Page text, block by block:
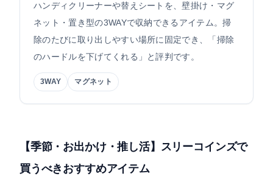
ハンディクリーナーや替えシートを、壁掛け・マグ
ネット・置き型の3WAYで収納できるアイテム。掃
除のたびに取り出しやすい場所に固定でき、「掃除
のハードルを下げてくれる」と評判です。
3WAY マグネット
【季節・お出かけ・推し活】スリーコインズで
買うべきおすすめアイテム